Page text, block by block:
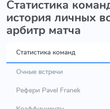
Статистика
история личных
арбитр матча
Статистика команд
Очные встречи
Рефери Pavel Franek